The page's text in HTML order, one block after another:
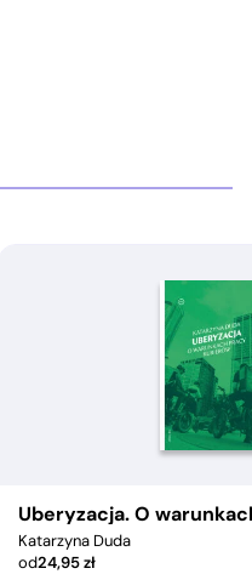
Uberyzacja. O
Katarzyna Duda
od24,95zł